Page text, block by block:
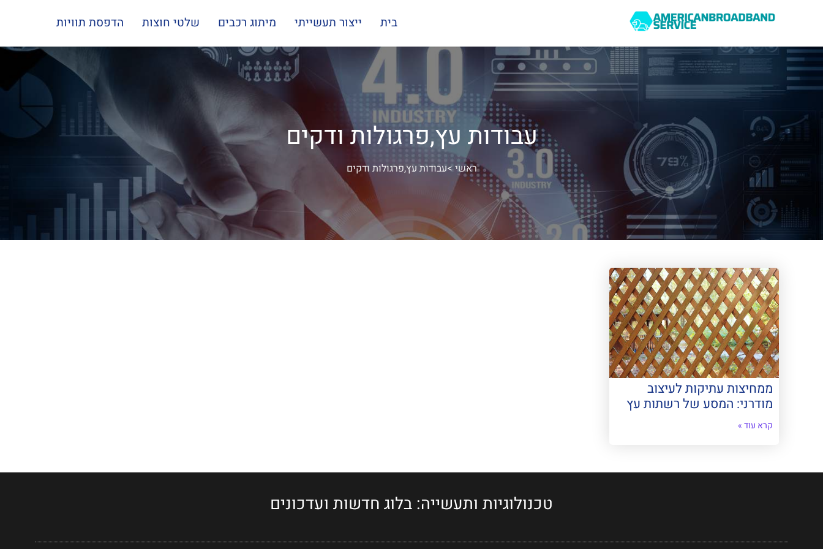
בית ייצור תעשייתי מיתוג רכבים שלטי חוצות הדפסת תוויות
עבודות עץ,פרגולות ודקים
ראשי>עבודות עץ,פרגולות ודקים
ממחיצות עתיקות לעיצוב
מודרני: המסע של רשתות עץ
קרא עוד »
טכנולוגיות ותעשייה: בלוג חדשות ועדכונים